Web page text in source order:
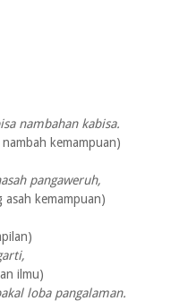
nambahan kabisa.
kemampuan)
pangaweruh,
asah kemampuan)
ilmu)
loba pangalaman.